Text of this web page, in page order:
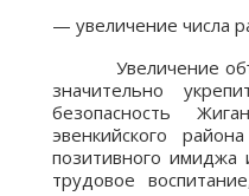
— увеличение числа
Увеличение
значительно
безопасность
эвенкийского
позитивного
трудовое